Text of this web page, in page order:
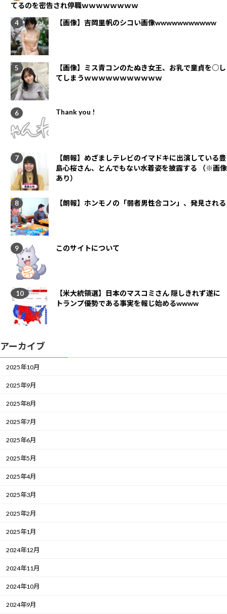
てるのを密告され停職ｗｗｗｗｗｗｗｗ
【画像】吉岡里帆のシコい画像wwwwwwwwwww
【画像】ミス青コンのたぬき女王、お乳で童貞を○し
てしまうｗｗｗｗｗｗｗｗｗｗｗ
Thank you !
【朗報】めざましテレビのイマドキに出演している豊
島心桜さん、とんでもない水着姿を披露する （※画像
あり）
【朗報】ホンモノの「弱者男性合コン」、発見される
このサイトについて
【米大統領選】日本のマスコミさん 隠しきれず遂に
トランプ優勢である事実を報じ始めるwwww
アーカイブ
2025年10月
2025年9月
2025年8月
2025年7月
2025年6月
2025年5月
2025年4月
2025年3月
2025年2月
2025年1月
2024年12月
2024年11月
2024年10月
2024年9月